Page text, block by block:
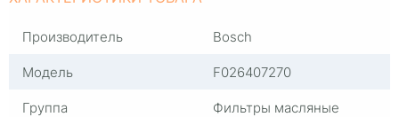
Производитель
Bosch
Модель
F026407270
Группа
Фильтры масляные